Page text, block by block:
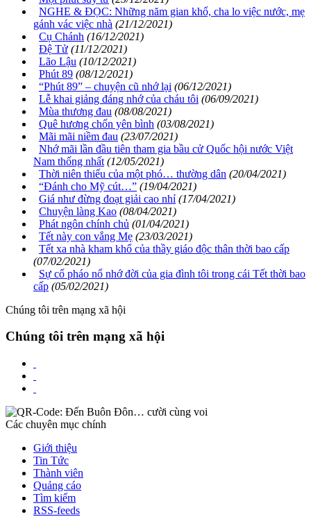
NGHE & ĐỌC: Những năm gian khổ, cha lo việc nước, mẹ
gánh vác việc nhà (21/12/2021)
Cụ Chánh (16/12/2021)
Đệ Tử (11/12/2021)
Lão Lậu (10/12/2021)
Phút 89 (08/12/2021)
“Phút 89” – chuyện cũ nhớ lại (06/12/2021)
Lễ khai giảng đáng nhớ của cháu tôi (06/09/2021)
Mùa thương đau (08/08/2021)
Quê hương chốn yên bình (03/08/2021)
Mãi mãi niềm đau (23/07/2021)
Nhớ mãi lần đầu tiên tham gia bầu cử Quốc hội nước Việt
Nam thống nhất (12/05/2021)
Thời niên thiếu của một phó… thường dân (20/04/2021)
“Đánh cho Mỹ cút…” (19/04/2021)
Giá như đừng đoạt giải cao nhỉ (17/04/2021)
Chuyện làng Kao (08/04/2021)
Phát ngôn chính chủ (01/04/2021)
Tết này con vắng Mẹ (23/03/2021)
Tết xa nhà kham khổ của thầy giáo độc thân thời bao cấp
(07/02/2021)
Sự cố pháo nổ nhớ đời của gia đình tôi trong cái Tết thời bao
cấp (05/02/2021)
Chúng tôi trên mạng xã hội
Chúng tôi trên mạng xã hội
Các chuyên mục chính
Giới thiệu
Tin Tức
Thành viên
Quảng cáo
Tìm kiếm
RSS-feeds